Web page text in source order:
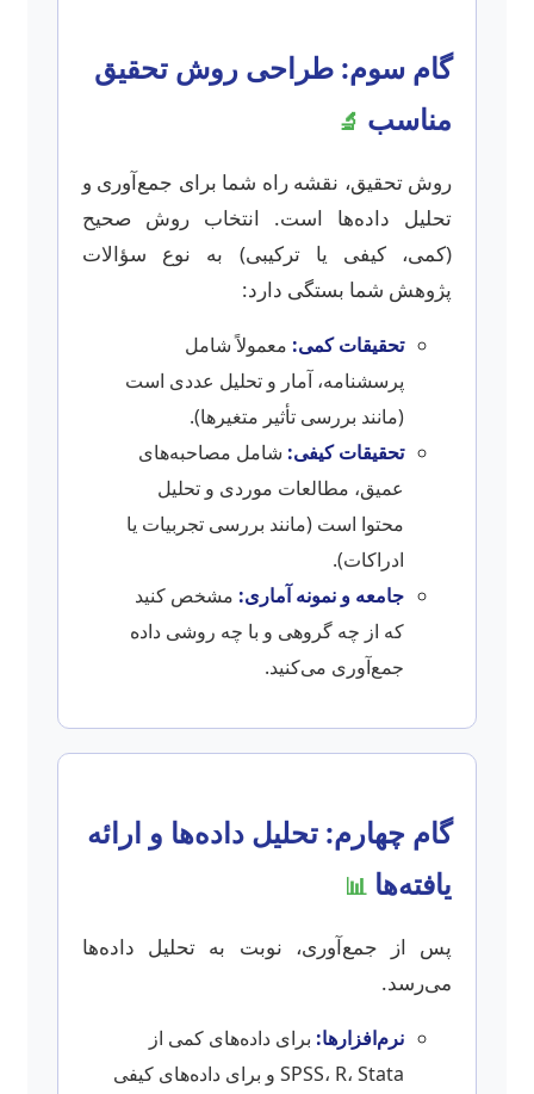
گام سوم: طراحی روش تحقیق
مناسب 🔬
روش تحقیق، نقشه راه شما برای جمع‌آوری و
تحلیل داده‌ها است. انتخاب روش صحیح
(کمی، کیفی یا ترکیبی) به نوع سؤالات
پژوهش شما بستگی دارد:
تحقیقات کمی: معمولاً شامل
پرسشنامه، آمار و تحلیل عددی است
(مانند بررسی تأثیر متغیرها).
تحقیقات کیفی: شامل مصاحبه‌های
عمیق، مطالعات موردی و تحلیل
محتوا است (مانند بررسی تجربیات یا
ادراکات).
جامعه و نمونه آماری: مشخص کنید
که از چه گروهی و با چه روشی داده
جمع‌آوری می‌کنید.
گام چهارم: تحلیل داده‌ها و ارائه
یافته‌ها 📊
پس از جمع‌آوری، نوبت به تحلیل داده‌ها
می‌رسد.
نرم‌افزارها: برای داده‌های کمی از
SPSS، R، Stata و برای داده‌های کیفی